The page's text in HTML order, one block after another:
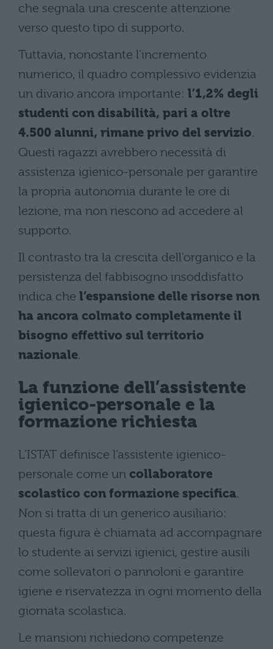
che segnala una crescente attenzione
verso questo tipo di supporto.
Tuttavia, nonostante l’incremento
numerico, il quadro complessivo evidenzia
un divario ancora importante: l’1,2% degli
studenti con disabilità, pari a oltre
4.500 alunni, rimane privo del servizio.
Questi ragazzi avrebbero necessità di
assistenza igienico-personale per garantire
la propria autonomia durante le ore di
lezione, ma non riescono ad accedere al
supporto.
Il contrasto tra la crescita dell’organico e la
persistenza del fabbisogno insoddisfatto
indica che l’espansione delle risorse non
ha ancora colmato completamente il
bisogno effettivo sul territorio
nazionale.
La funzione dell’assistente
igienico-personale e la
formazione richiesta
L’ISTAT definisce l’assistente igienico-
personale come un collaboratore
scolastico con formazione specifica.
Non si tratta di un generico ausiliario:
questa figura è chiamata ad accompagnare
lo studente ai servizi igienici, gestire ausili
come sollevatori o pannoloni e garantire
igiene e riservatezza in ogni momento della
giornata scolastica.
Le mansioni richiedono competenze